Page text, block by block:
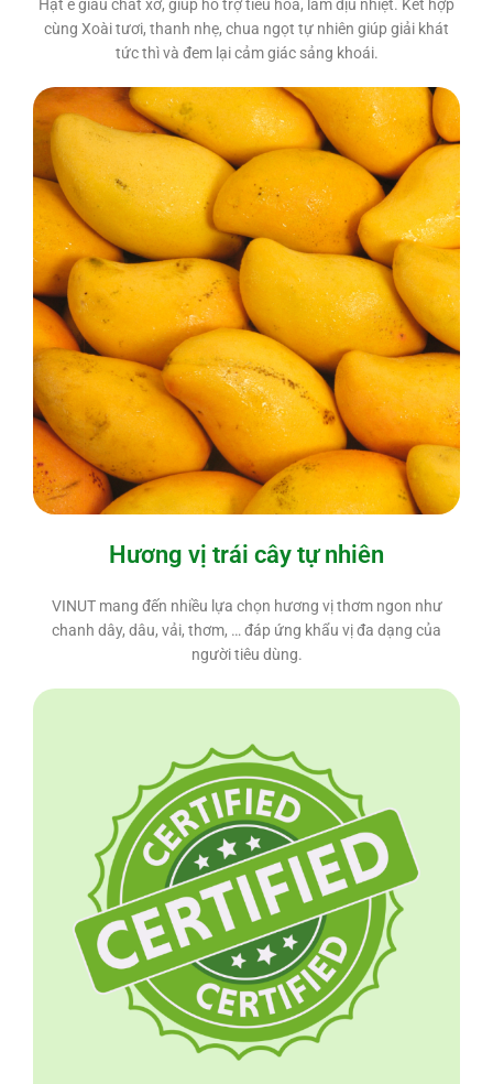
Hạt é giàu chất xơ, giúp hỗ trợ tiêu hóa, làm dịu nhiệt. Kết hợp
cùng Xoài tươi, thanh nhẹ, chua ngọt tự nhiên giúp giải khát
tức thì và đem lại cảm giác sảng khoái.
Hương vị trái cây tự nhiên
VINUT mang đến nhiều lựa chọn hương vị thơm ngon như
chanh dây, dâu, vải, thơm, … đáp ứng khẩu vị đa dạng của
người tiêu dùng.